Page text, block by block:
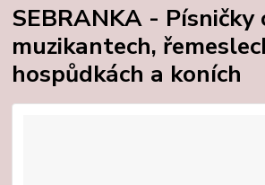
SEBRANKA - Písničky
muzikantech,
hospůdkách a koních